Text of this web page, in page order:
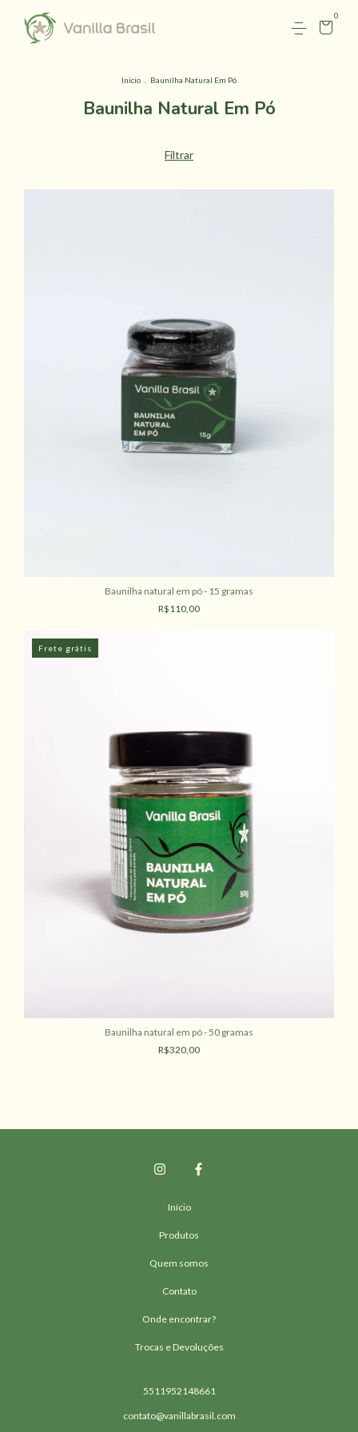
0
Início Baunilha Natural Em Pó
Baunilha Natural Em Pó
Filtrar
Baunilha natural em pó - 15 gramas
R$110,00
Frete grátis
Baunilha natural em pó - 50 gramas
R$320,00
Início
Produtos
Quem somos
Contato
Onde encontrar?
Trocas e Devoluções
5511952148661
contato@vanillabrasil.com